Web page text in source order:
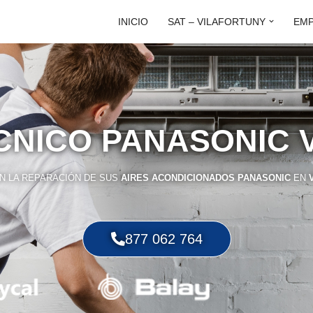
INICIO SAT – VILAFORTUNY
PANASONIC
LA REPARACIÓN DE SUS AIRES ACONDICIONADOS PANASONIC EN
877 062 764